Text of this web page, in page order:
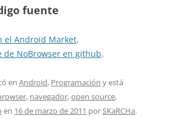
fuente
el Android Market.
de NoBrowser en github.
en Android, Programación y está
, navegador,open source,
en 16 de marzo de 2011 porSKaRCHa.